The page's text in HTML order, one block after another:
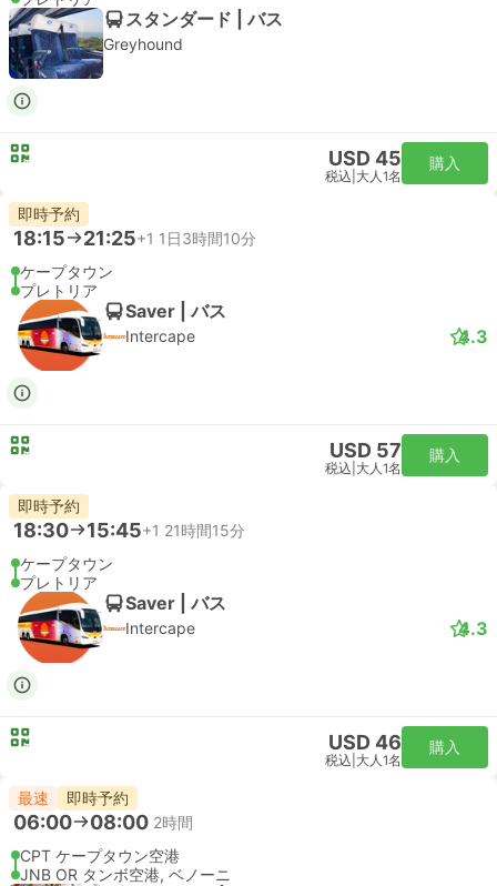
スタンダード | バス
Greyhound
USD 45
税込 大人1名
購入
即時予約
18:15 21:25+1 1日3時間10分
ケープタウン
プレトリア
Saver | バス
Intercape 4.3
USD 57
税込 大人1名
購入
即時予約
18:30 15:45+1 21時間15分
ケープタウン
プレトリア
Saver | バス
Intercape 4.3
USD 46
税込 大人1名
購入
最速 即時予約
06:00 08:00 2時間
CPT ケープタウン空港
JNB OR タンボ空港, ベノーニ